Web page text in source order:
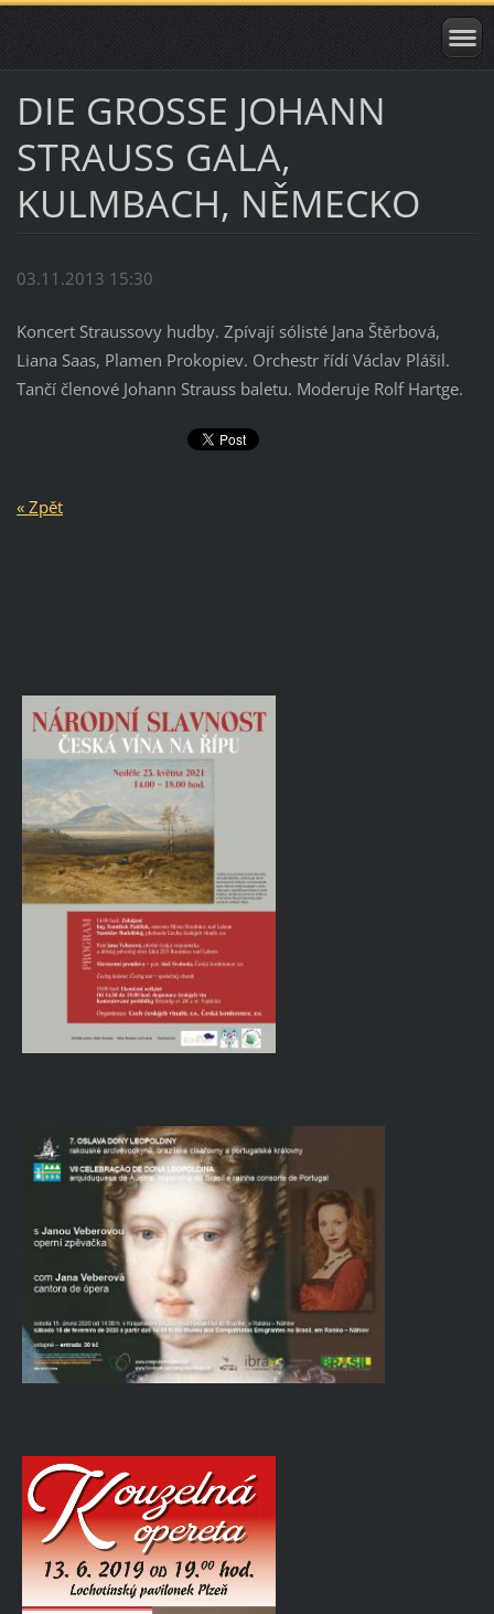
DIE GROSSE JOHANN
STRAUSS GALA,
KULMBACH, NĚMECKO
03.11.2013 15:30
Koncert Straussovy hudby. Zpívají sólisté Jana Štěrbová,
Liana Saas, Plamen Prokopiev. Orchestr řídí Václav Plášil.
Tančí členové Johann Strauss baletu. Moderuje Rolf Hartge.
« Zpět